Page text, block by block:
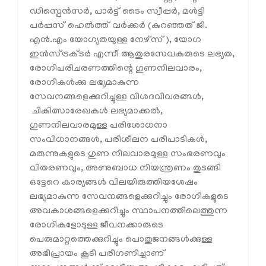
ഡിസ്പെന്‍സര്‍, പാര്‍ട്ട് ടൈം സ്വീപ്പര്‍, മള്‍ട്ടി
പര്‍പ്പസ് ഹെല്‍ത്ത് വര്‍ക്കര്‍ (കുറഞ്ഞത് ജി.
എന്‍.എം യോഗ്യതയുള്ള നേഴ്സ്), യോഗ
ഇന്‍സ്ട്രക്ടര്‍ എന്നീ ആതുരസേവകരുടെ ലഭ്യത,
രോഗിപരിചരണത്തിന്റെ ഗുണനിലവാരം,
രോഗികള്‍ക്കു ലഭ്യമാകുന്ന
സേവനങ്ങളെക്കുറിച്ചുള്ള വിശദവിവരങ്ങള്‍,
ചികിത്സാരേഖകള്‍ ലഭ്യമാക്കല്‍,
ഗുണനിലവാരമുള്ള പരിശോധനാ
സംവിധാനങ്ങള്‍, പരിശീലന പരിപാടികള്‍,
മരുന്നുകളുടെ ഗുണ നിലവാരമുള്ള സംഭരണവും
വിതരണവും, അണുബാധ നിയന്ത്രണം തുടങ്ങി
ഒട്ടേറെ കാര്യങ്ങള്‍ വിലയിരുത്തിയശേഷം
ലഭ്യമാകുന്ന സേവനങ്ങളെക്കുറിച്ചും രോഗികളുടെ
അവകാശങ്ങളെക്കുറിച്ചും സ്ഥാപനത്തിലെത്തുന്ന
രോഗികളോടുള്ള ജീവനക്കാരുടെ
പെരുമാറ്റത്തെക്കുറിച്ചും പൊതുജനങ്ങള്‍ക്കുള്ള
അഭിപ്രായം കൂടി പരിഗണിച്ചാണ്